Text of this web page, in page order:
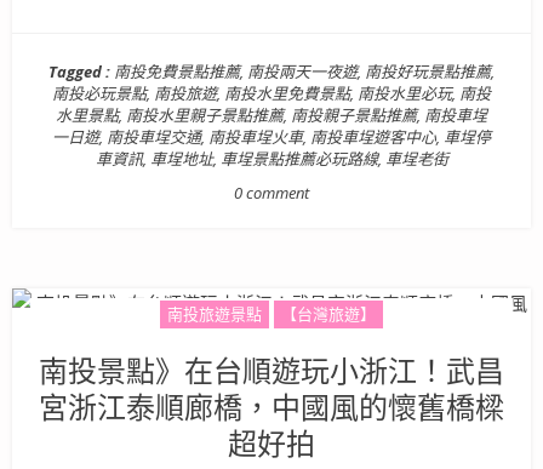
Tagged : 南投免費景點推薦, 南投兩天一夜遊, 南投好玩景點推薦,
南投必玩景點, 南投旅遊, 南投水里免費景點, 南投水里必玩, 南投
水里景點, 南投水里親子景點推薦, 南投親子景點推薦, 南投車埕
一日遊, 南投車埕交通, 南投車埕火車, 南投車埕遊客中心, 車埕停
車資訊, 車埕地址, 車埕景點推薦必玩路線, 車埕老街
0 comment
南投旅遊景點 【台灣旅遊】
南投景點》在台順遊玩小浙江！武昌
宮浙江泰順廊橋，中國風的懷舊橋樑
超好拍